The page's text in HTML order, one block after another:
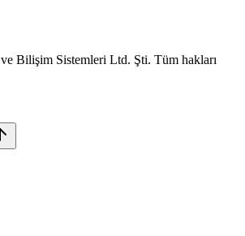
ve Bilişim Sistemleri Ltd. Şti. Tüm hakları